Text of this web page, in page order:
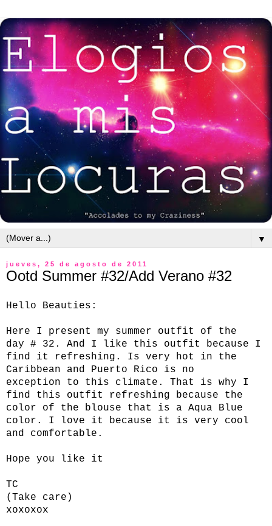
▼
jueves, 25 de agosto de 2011
Ootd Summer #32/Add Verano #32
Hello Beauties :
Here I present my summer outfit
of the
day
# 32. And I like this outfit
because I
find it
refreshing. Is very hot
in the
Caribbean
and Puerto Rico
is no
exception
to this climate. That is why
I
find this outfit
refreshing because
the
color of
the blouse that is a Aqua
Blue
color . I love it because it is very
cool
and comfortable.
Hope you like it
TC
( Take care )
xoxoxox